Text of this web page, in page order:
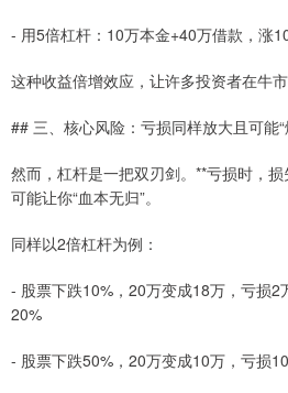
- 用5倍杠杆：10万本金+40万借款，涨
这种收益倍增效应，让许多投资者在牛市
## 三、核心风险：亏损同样放大且可能“
然而，杠杆是一把双刃剑。**亏损时，
可能让你“血本无归”。
同样以2倍杠杆为例：
- 股票下跌10%，20万变成18万，亏损2
20%
- 股票下跌50%，20万变成10万，亏损